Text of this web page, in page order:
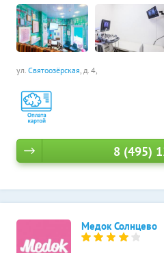
ул. Святоозёрская, д. 4,
8 (495)
Медок Солнцево